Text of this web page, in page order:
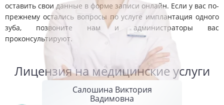
Салошина Виктория
Вадимовна
оставить свои данные в форме записи онлайн. Если у вас по-
прежнему остались вопросы по услуге имплантация одного
зуба, позвоните нам и администраторы вас
проконсультируют.
Лицензия на медицинские услуги